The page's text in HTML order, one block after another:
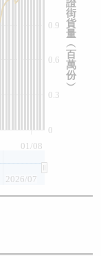
01/08
0
0.3
0.6
0.9
2026/07
證
街
貨
量
︵
百
萬
份
︶